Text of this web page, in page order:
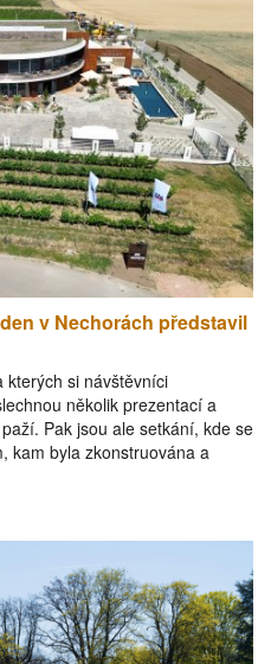
v Nechorách představil
kterých si návštěvníci
několik prezentací a
Pak jsou ale setkání, kde se
kam byla zkonstruována a